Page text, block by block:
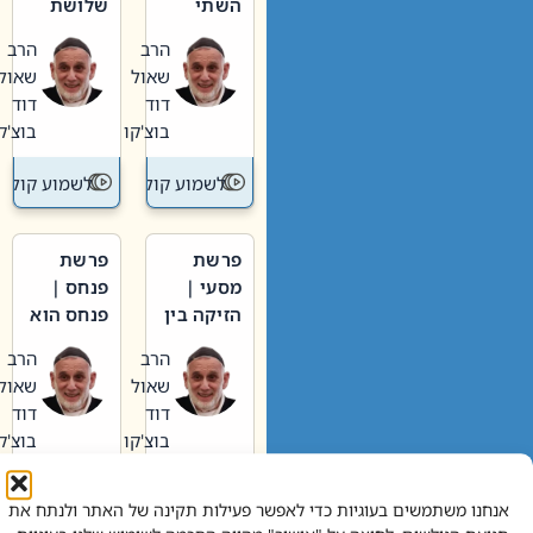
אנחנו משתמשים בעוגיות כדי לאפשר פעילות תקינה של האתר ולנתח את
וערב של
חיינו
הרב
שאול
דוד
בוצ'קו
לשמוע קול תורה – מדרש
האבות
הרב
שאול
דוד
בוצ'קו
לשמוע קול
פרשת
מסעי |
הזיקה בין
הגדול לעם הרב
שאול
דוד
בוצ'קו
לשמוע קול תורה – מדרש
פרשת
פנחס |
פנחס הוא
אליהו: בין
קנאות
הורסת
לקנאות
בונה
הרב
שאול
דוד
בוצ'קו
לשמוע קול